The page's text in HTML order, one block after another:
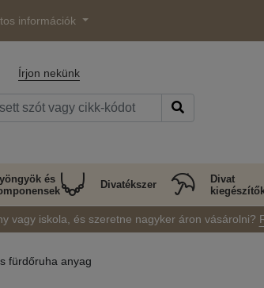
információk
Írjon nekünk
és
Divatékszer
Divat
vagy iskola, és szeretne nagyker áron vásárolni?
fürdőruha anyag